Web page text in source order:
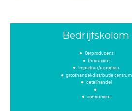
Bedrijfskolom
Oerproducent
Producent
Importeur/exporteur
groothandel/distributie centrum
detailhandel
consument